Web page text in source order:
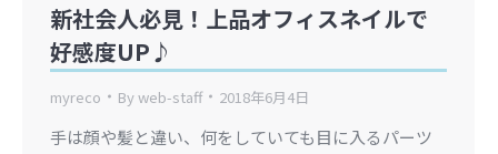
新社会人必見！上品オフィスネイルで
好感度UP♪
myreco Byweb-staff 2018年6月4日
手は顔や髪と違い、何をしていても目に入るパーツ